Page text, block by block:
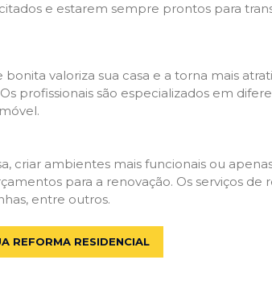
e estarem sempre prontos para
valoriza sua casa e a torna mais
profissionais são especializados em
criar ambientes mais funcionais ou
para a renovação. Os serviços
entre outros.
REFORMA RESIDENCIAL